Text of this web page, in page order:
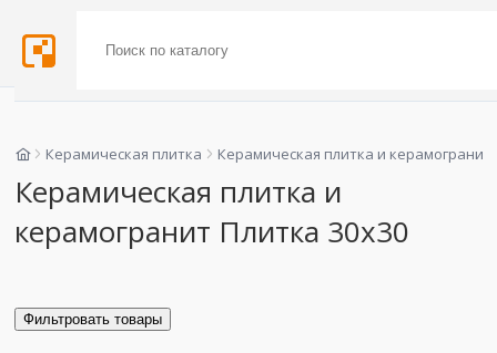
Керамическая плитка Керамическая плитка и керамогранит
Керамическая плитка и
керамогранит Плитка 30x30
Фильтровать товары